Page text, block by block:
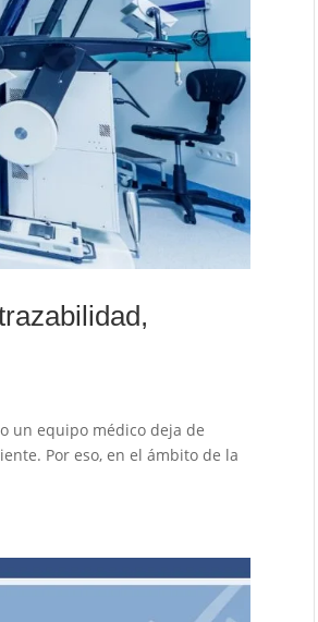
un equipo médico deja de
Por eso, en el ámbito de la